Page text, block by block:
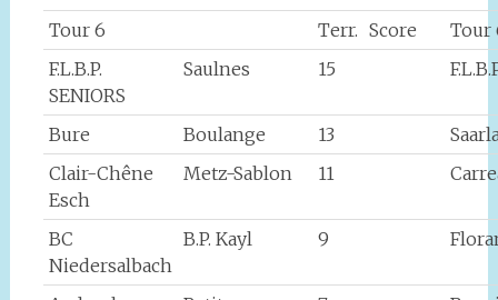
Tour 6 Terr. Score
Tour
F.L.B.P.
SENIORS
Saulnes 15
Bure Boulange 13
Clair-Chêne
Esch
Metz-Sablon 11
BC
Niedersalbach
B.P. Kayl 9